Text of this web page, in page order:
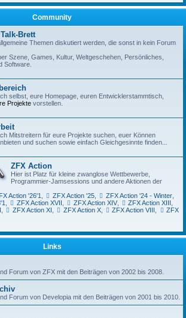
Community
Brett
Themen diskutiert werden, die sonst in kein Forum
Szene, Games, Kultur, Weltgeschehen, Persönliches,
Software.
selbst, eure Homepage, euren Entwicklerstammtisch,
Projekte vorstellen.
Mitstreitern für eure Projekte suchen, euer Können
und suchen sowie einfach Gleichgesinnte finden...
ZFX Action
Hier ist Platz für kleine zwanglose Wettbewerbe,
Programmier-Jamsessions und andere Aktionen der
Action '26'1, ZFX Action '25, ZFX Action '24 - Winter,
, ZFX Action XVII , ZFX Action XIV, ZFX Action XIII ,
, ZFX Action XI , ZFX Action X, ZFX Action VIII ,
ZFX
Links
Forum von ZFX mit den Beiträgen von 2002 bis 2008.
Forum von Developia mit den Beiträgen von 2001 bis 2010.